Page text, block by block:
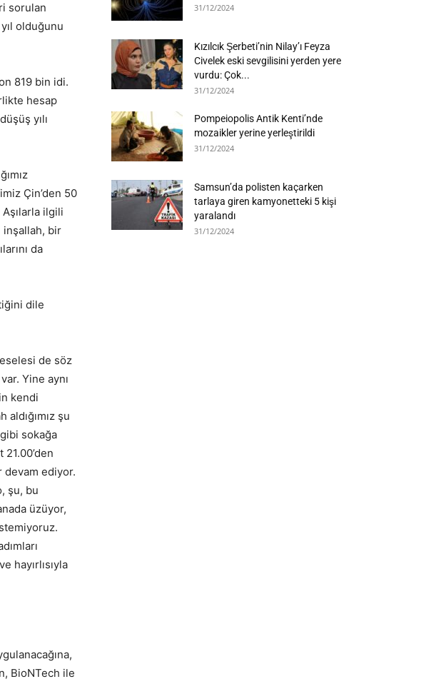
sorulan
olduğunu
819 bin idi.
hesap
yılı
Çin’den 50
ilgili
inşallah, bir
da
dile
de söz
Yine aynı
kendi
aldığımız şu
sokağa
devam ediyor.
şu, bu
üzüyor,
hayırlısıyla
BioNTech ile
31/12/2024
Kızılcık Şerbeti’nin Nilay’ı Feyza
Civelek eski sevgilisini yerden yere
vurdu: Çok...
31/12/2024
Pompeiopolis Antik Kenti’nde
mozaikler yerine yerleştirildi
31/12/2024
Samsun’da polisten kaçarken
tarlaya giren kamyonetteki 5 kişi
yaralandı
31/12/2024